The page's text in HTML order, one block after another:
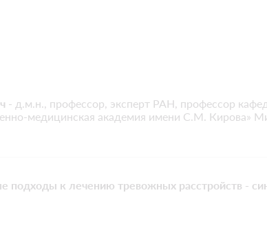
- д.м.н., профессор, эксперт РАН, профессор
медицинская академия имени С.М. Кирова»
подходы к лечению тревожных расстройств -